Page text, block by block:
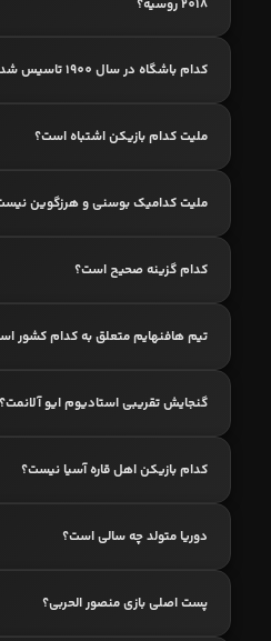
2018 روسیه؟
کدام باشگاه در سال 1900 تاسیس شد؟
ملیت کدام بازیکن اشتباه است؟
ملیت کدامیک بوسنی و هرزگوین
کدام گزینه صحیح است؟
تیم هافنهایم متعلق به کدام کشور
گنجایش تقریبی استادیوم ایو آلانمت؟
کدام بازیکن اهل قاره آسیا نیست؟
دوریا متولد چه سالی است؟
پست اصلی بازی منصور الحربی؟